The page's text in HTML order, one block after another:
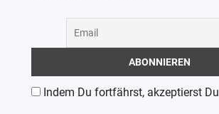
Indem Du fortfährst, akzeptierst